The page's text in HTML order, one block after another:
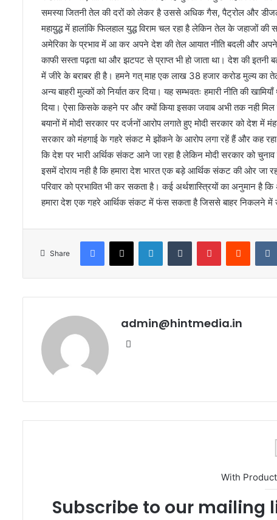
समस्या जितनी तेल की दरों को लेकर है उससे अधिक गैस, पैट्रोल और
महायु़द्ध में हालांकि फिलहाल युद्ध विराम चल रहा है लेकिन तेल के जहाजों
अमेरिका के प्रभाव में आ कर अपने देश की तेल आयात नीति बदली और
काफी सस्ता पढ़ता था और झटपट से प्राप्त भी हो जाता था। देश की
में जीरे के बराबर ही है। हमने गत् माह एक लाख 38 हजार करोड मुल्य का
अन्य बाहरी मुल्कों को निर्यात कर दिया। यह सम्भवतः हमारी नीति की
दिया। ऐसा किसके कहने पर और क्यों किया इसका जवाब अभी तक नही
बयानों में मोदी सरकार पर दर्जनों आरोप लगाते हुए मोदी सरकार को देश में
सरकार को मंहगाई के गहरे संकट मे झोंकने के आरोप लगा रहें हैं और कह
कि देश पर भारी अर्थिक संकट आने जा रहा है लेकिन मोदी सरकार को
इसमें दोराय नही है कि हमारा देश भारत एक बड़े आर्थिक संकट की ओर
परिवार को प्रभावित भी कर सकता है। कई अर्थशास्त्रियों का अनुमान
हमारा देश एक गहरे आर्थिक संकट में फंस सकता है जिससे बाहर निकलने
Share
Facebook
X LinkedInTumblr PinterestReddit
admin@hintmedia.in
With
Subscribe to our mailing